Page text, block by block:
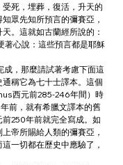
死，埋葬，復活，升天的
眾先知所預言的彌賽亞，
。這就如古蘭經所說的：
著心說：這些預言都是耶穌
，那麼請試著考慮下面這
稱它為七十士譯本。這個
西元前285-246年間）時
前，就有希臘文譯本的舊
250年前就完全寫成。如
帝所賜給人類的彌賽亞，
一切都在歷史中應驗了，